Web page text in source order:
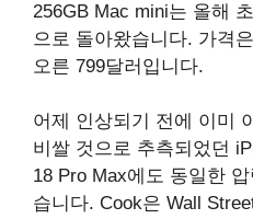
256GB Mac mini는 올해
으로 돌아왔습니다. 가격
오른 799달러입니다.
어제 인상되기 전에 이미
비쌀 것으로 추측되었던
18 Pro Max에도 동일한
습니다. Cook은 Wall